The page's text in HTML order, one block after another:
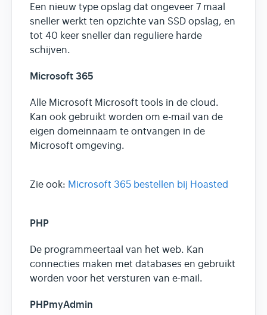
Een nieuw type opslag dat ongeveer 7 maal
sneller werkt ten opzichte van SSD opslag, en
tot 40 keer sneller dan reguliere harde
schijven.
Microsoft 365
Alle Microsoft Microsoft tools in de cloud.
Kan ook gebruikt worden om e-mail van de
eigen domeinnaam te ontvangen in de
Microsoft omgeving.
Zie ook: Microsoft 365 bestellen bij Hoasted
PHP
De programmeertaal van het web. Kan
connecties maken met databases en gebruikt
worden voor het versturen van e-mail.
PHPmyAdmin